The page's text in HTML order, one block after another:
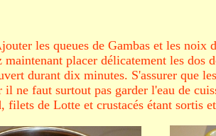
les queues de Gambas et les
maintenant placer délicatement les
durant dix minutes. S'assurer que
il ne faut surtout pas garder l'eau de
filets de Lotte et crustacés étant sortis